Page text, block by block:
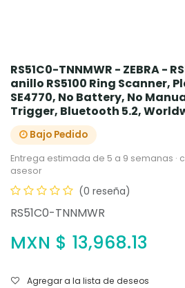
RS51C0-TNNMWR - ZEBRA -
anillo RS5100 Ring Scanner,
SE4770, No Battery, No
Trigger, Bluetooth 5.2,
Bajo Pedido
Entrega estimada de 5 a 9 semanas ·
asesor
(0 reseña)
RS51C0-TNNMWR
MXN $ 13,968.13
Agregar a la lista de deseos